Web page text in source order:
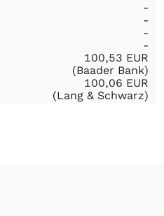
-
-
-
-
100,53 EUR
(Baader Bank)
100,06 EUR
(Lang & Schwarz)